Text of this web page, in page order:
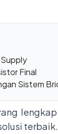
Final
Sistem
terbaik.